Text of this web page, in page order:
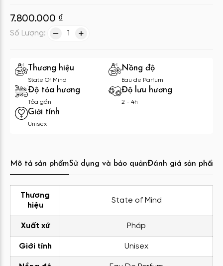
7.800.000 ₫
Số Lượng: 1
Thương hiệu
State Of Mind
Nồng độ
Eau de Parfum
Độ tỏa hương
Tỏa gần
Độ lưu hương
2 - 4h
Giới tính
Unisex
Mô tả sản phẩmSử dụng và bảo quảnĐánh giá sản phẩm
Thương
hiệu
State of Mind
Xuất xứ Pháp
Giới tính Unisex